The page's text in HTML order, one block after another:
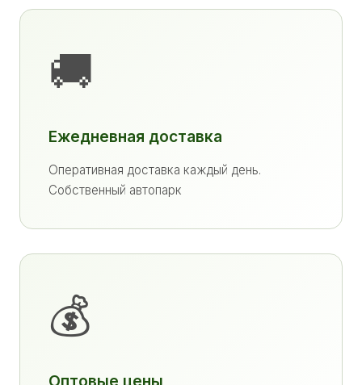
🚚
Ежедневная доставка
Оперативная доставка каждый день.
Собственный автопарк
💰
Оптовые цены